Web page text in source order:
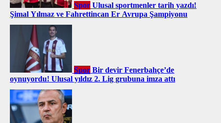
Spor Ulusal sportmenler tarih yazdı!
Şimal Yılmaz ve Fahrettincan Er Avrupa Şampiyonu
Spor Bir devir Fenerbahçe’de
oynuyordu! Ulusal yıldız 2. Lig grubuna imza attı